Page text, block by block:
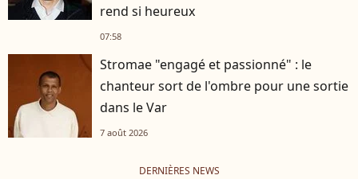
rend si heureux
07:58
Stromae "engagé et passionné" : le
chanteur sort de l'ombre pour une sortie
dans le Var
7 août 2026
DERNIÈRES NEWS